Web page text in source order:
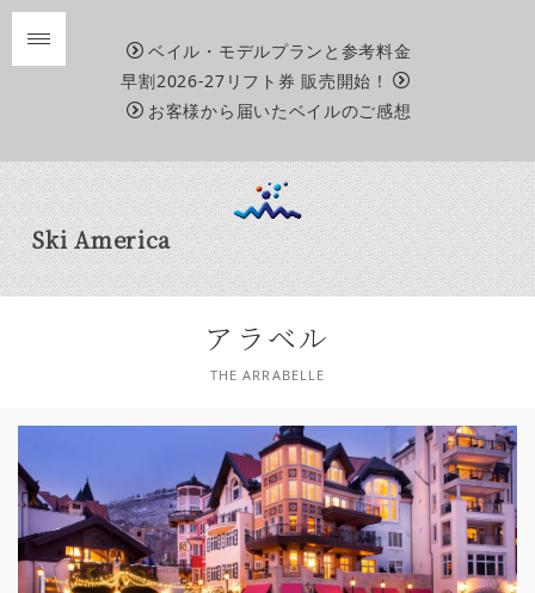
ベイル・モデルプランと参考料金
早割2026-27リフト券 販売開始！
お客様から届いたベイルのご感想
Ski America
アラベル
THE ARRABELLE